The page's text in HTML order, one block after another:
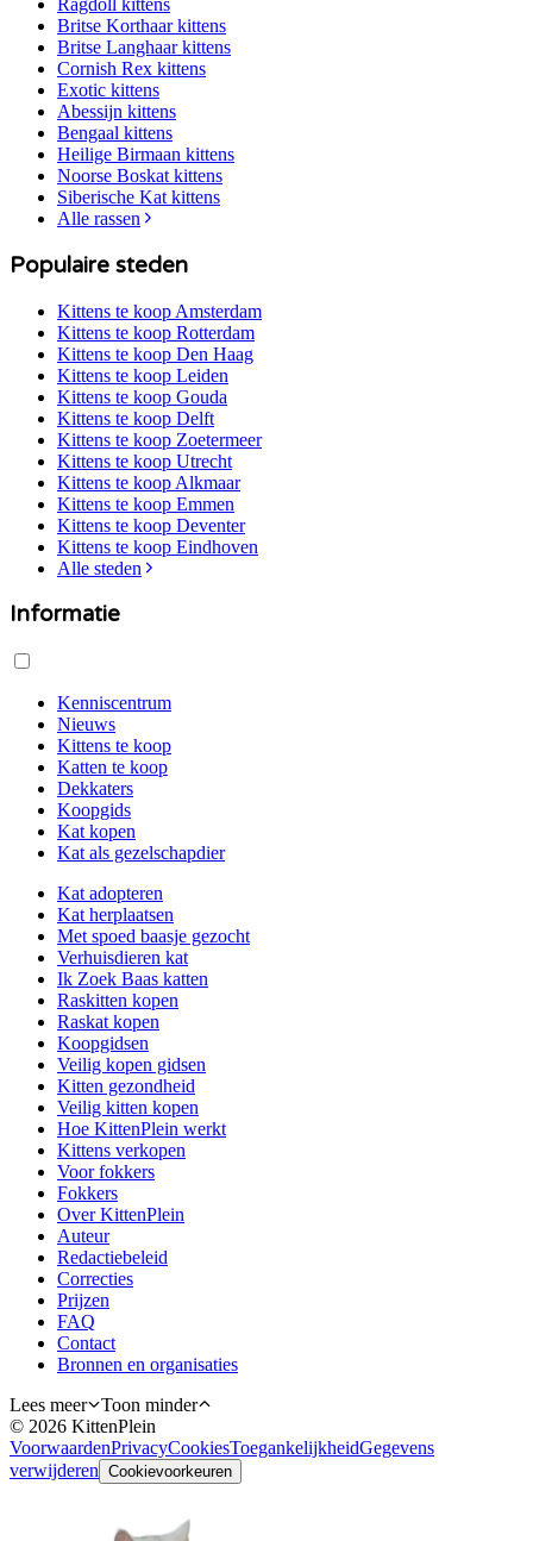
Ragdoll kittens
Britse Korthaarkittens
Britse Langhaarkittens
Cornish Rex kittens
Exotic kittens
Abessijn kittens
Bengaal kittens
Heilige Birmaan kittens
Noorse Boskat kittens
Siberische Kat kittens
Alle rassen
Populaire steden
Kittens te koop Amsterdam
Kittens te koop Rotterdam
Kittens te koop Den Haag
Kittens te koop Leiden
Kittens te koop Gouda
Kittens te koop Delft
Kittens te koop Zoetermeer
Kittens te koop Utrecht
Kittens te koop Alkmaar
Kittens te koop Emmen
Kittens te koop Deventer
Kittens te koop Eindhoven
Alle steden
Informatie
Kenniscentrum
Nieuws
Kittens te koop
Katten te koop
Dekkaters
Koopgids
Kat kopen
Kat als gezelschapdier
Kat adopteren
Kat herplaatsen
Met spoed baasje gezocht
Verhuisdieren kat
Ik Zoek Baas katten
Raskitten kopen
Raskat kopen
Koopgidsen
Veilig kopen gidsen
Kitten gezondheid
Veilig kitten kopen
Hoe KittenPlein werkt
Kittens verkopen
Voor fokkers
Fokkers
Over KittenPlein
Auteur
Redactiebeleid
Correcties
Prijzen
FAQ
Contact
Bronnen en organisaties
Lees meer
Toon minder
© 2026 KittenPlein
VoorwaardenPrivacyCookiesToegankelijkheidGegevens
verwijderen Cookievoorkeuren